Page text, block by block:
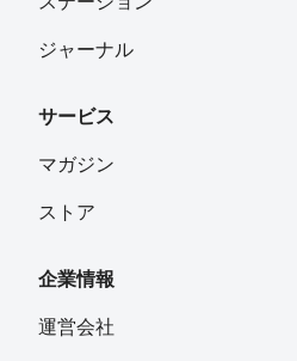
ジャーナル
サービス
マガジン
ストア
企業情報
運営会社